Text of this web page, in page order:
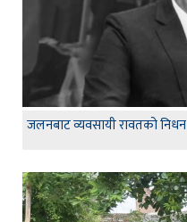
जलनबाट व्यवसायी रावतको निधन